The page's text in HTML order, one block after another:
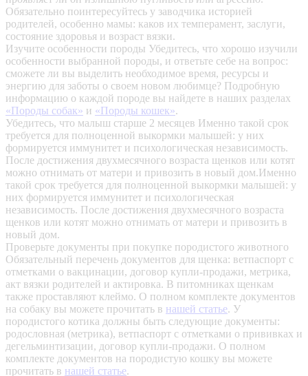
Обязательно поинтересуйтесь у заводчика историей
родителей, особенно мамы: каков их темперамент, заслуги,
состояние здоровья и возраст вязки.
Изучите особенности породы Убедитесь, что хорошо изучили
особенности выбранной породы, и ответьте себе на вопрос:
сможете ли вы выделить необходимое время, ресурсы и
энергию для заботы о своем новом любимце? Подробную
информацию о каждой породе вы найдете в наших разделах
«Породы собак» и «Породы кошек».
Убедитесь, что малыш старше 2 месяцев Именно такой срок
требуется для полноценной выкормки малышей: у них
формируется иммунитет и психологическая независимость.
После достижения двухмесячного возраста щенков или котят
можно отнимать от матери и привозить в новый дом.Именно
такой срок требуется для полноценной выкормки малышей: у
них формируется иммунитет и психологическая
независимость. После достижения двухмесячного возраста
щенков или котят можно отнимать от матери и привозить в
новый дом.
Проверьте документы при покупке породистого животного
Обязательный перечень документов для щенка: ветпаспорт с
отметками о вакцинации, договор купли-продажи, метрика,
акт вязки родителей и актировка. В питомниках щенкам
также проставляют клеймо. О полном комплекте документов
на собаку вы можете прочитать в нашей статье. У
породистого котика должны быть следующие документы:
родословная (метрика), ветпаспорт с отметками о прививках и
дегельминтизации, договор купли-продажи. О полном
комплекте документов на породистую кошку вы можете
прочитать в нашей статье.